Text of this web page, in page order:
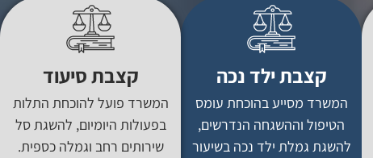
קצבת ילד נכה
המשרד מסייע בהוכחת עומס
הטיפול וההשגחה הנדרשים,
להשגת גמלת ילד נכה בשיעור
קצבת סיעוד
המשרד פועל להוכחת התלות
בפעולות היומיום, להשגת סל
שירותים רחב וגמלה כספית.